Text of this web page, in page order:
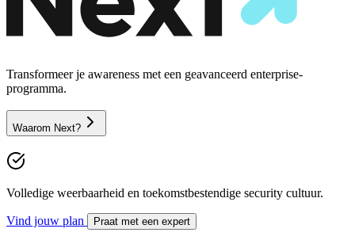
Transformeer je awareness met een geavanceerd enterprise-
programma.
Waarom Next?
Volledige weerbaarheid en toekomstbestendige security cultuur.
Vind jouw plan Praat met een expert